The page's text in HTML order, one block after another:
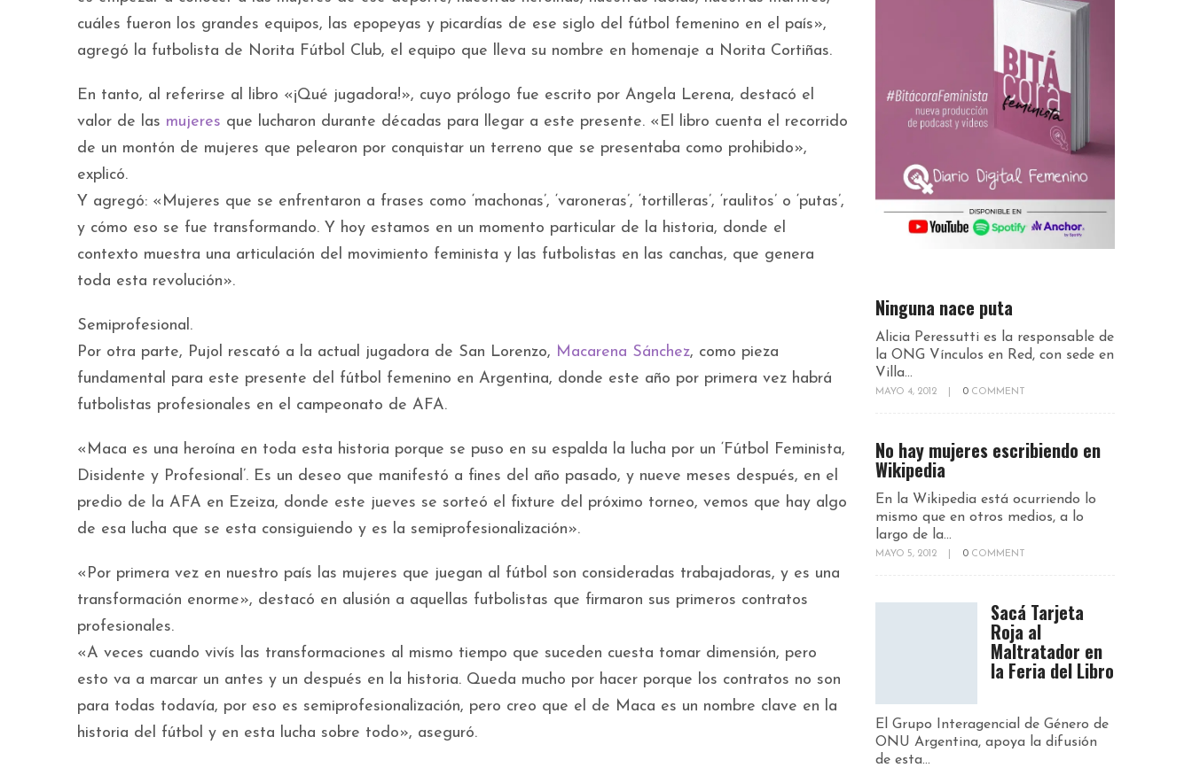
cuáles fueron los grandes equipos, las epopeyas y picardías de ese siglo del fútbol femenino en el país»,
agregó la futbolista de Norita Fútbol Club, el equipo que lleva su nombre en homenaje a Norita Cortiñas.
En tanto, al referirse al libro «¡Qué jugadora!», cuyo prólogo fue escrito por Angela Lerena, destacó el
valor de las mujeres que lucharon durante décadas para llegar a este presente. «El libro cuenta el recorrido
de un montón de mujeres que pelearon por conquistar un terreno que se presentaba como prohibido»,
explicó.
Y agregó: «Mujeres que se enfrentaron a frases como ‘machonas’, ‘varoneras’, ‘tortilleras’, ‘raulitos’ o ‘putas’,
y cómo eso se fue transformando. Y hoy estamos en un momento particular de la historia, donde el
contexto muestra una articulación del movimiento feminista y las futbolistas en las canchas, que genera
toda esta revolución».
Semiprofesional.
Por otra parte, Pujol rescató a la actual jugadora de San Lorenzo, Macarena Sánchez, como pieza
fundamental para este presente del fútbol femenino en Argentina, donde este año por primera vez habrá
futbolistas profesionales en el campeonato de AFA.
«Maca es una heroína en toda esta historia porque se puso en su espalda la lucha por un ‘Fútbol Feminista,
Disidente y Profesional’. Es un deseo que manifestó a fines del año pasado, y nueve meses después, en el
predio de la AFA en Ezeiza, donde este jueves se sorteó el fixture del próximo torneo, vemos que hay algo
de esa lucha que se esta consiguiendo y es la semiprofesionalización».
«Por primera vez en nuestro país las mujeres que juegan al fútbol son consideradas trabajadoras, y es una
transformación enorme», destacó en alusión a aquellas futbolistas que firmaron sus primeros contratos
profesionales.
«A veces cuando vivís las transformaciones al mismo tiempo que suceden cuesta tomar dimensión, pero
esto va a marcar un antes y un después en la historia. Queda mucho por hacer porque los contratos no son
para todas todavía, por eso es semiprofesionalización, pero creo que el de Maca es un nombre clave en la
historia del fútbol y en esta lucha sobre todo», aseguró.
Ninguna nace puta
Alicia Peressutti es la responsable de
la ONG Vínculos en Red, con sede en
Villa...
MAYO 4, 2012 0 COMMENT
No hay mujeres escribiendo en
Wikipedia
En la Wikipedia está ocurriendo lo
mismo que en otros medios, a lo
largo de la...
MAYO 5, 2012 0 COMMENT
Sacá Tarjeta
Roja al
Maltratador en
la Feria del Libro
El Grupo Interagencial de Género de
ONU Argentina, apoya la difusión
de esta...